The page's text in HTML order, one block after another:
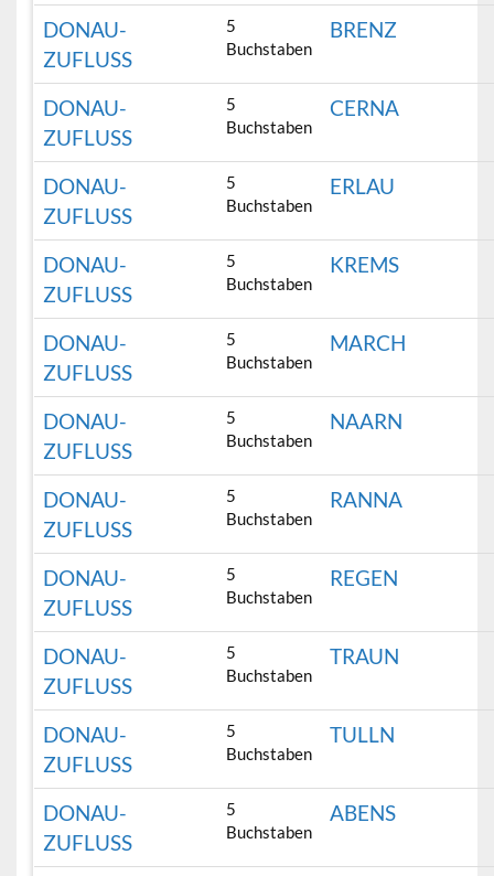
DONAU-
ZUFLUSS
5
Buchstaben
BRENZ
DONAU-
ZUFLUSS
5
Buchstaben
CERNA
DONAU-
ZUFLUSS
5
Buchstaben
ERLAU
DONAU-
ZUFLUSS
5
Buchstaben
KREMS
DONAU-
ZUFLUSS
5
Buchstaben
MARCH
DONAU-
ZUFLUSS
5
Buchstaben
NAARN
DONAU-
ZUFLUSS
5
Buchstaben
RANNA
DONAU-
ZUFLUSS
5
Buchstaben
REGEN
DONAU-
ZUFLUSS
5
Buchstaben
TRAUN
DONAU-
ZUFLUSS
5
Buchstaben
TULLN
DONAU-
ZUFLUSS
5
Buchstaben
ABENS